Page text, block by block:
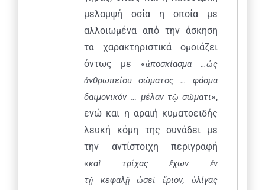
μελαμψή οσία η οποία με
αλλοιωμένα από την άσκηση
τα χαρακτηριστικά ομοιάζει
όντως με «ἀποσκίασμα …ὡς
ἀνθρωπείου σώματος …
φάσμα
δαιμονικόν… μέλαν τῷ σώματι»,
ενώ και η αραιή κυματοειδής
λευκή κόμη της συνάδει με
την αντίστοιχη περιγραφή
«καὶ τρίχαςἔχωνἐν
τῇκεφαλῇ ὡσεὶ ἔριον, ὀλίγας